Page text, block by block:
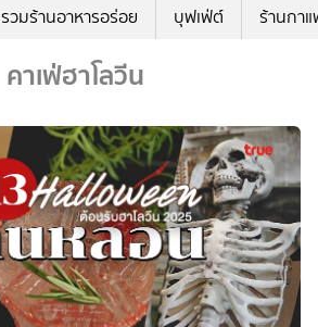
รวมร้านอาหารอร่อย บุฟเฟ่ต์ ร้านกา
คาเฟ่ฮาโลวีน